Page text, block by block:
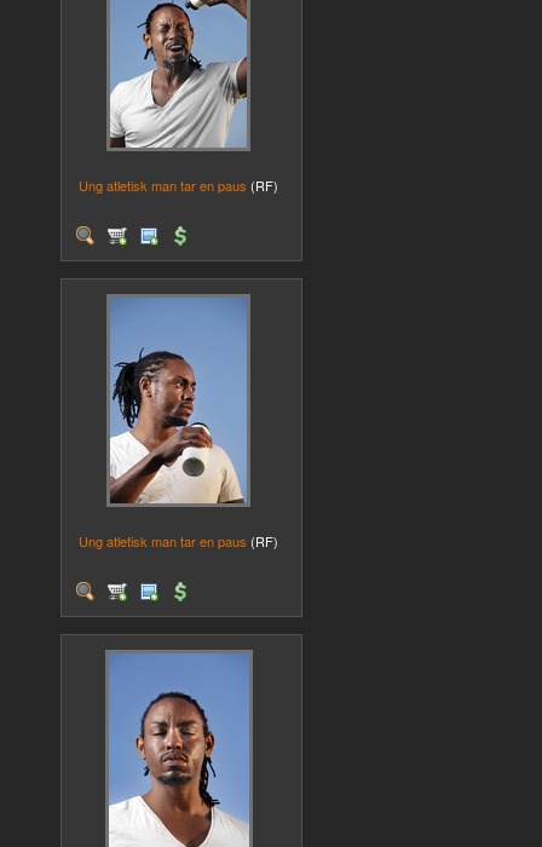
Ung atletisk man tar en paus (RF)
Ung atletisk man tar en paus (RF)